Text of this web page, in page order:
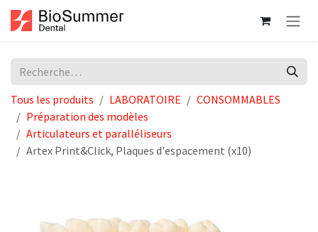
Se rendre au contenu
Tous les produits LABORATOIRE
CONSOMMABLES
Préparation des modèles
Articulateurs et paralléliseurs
Artex Print&Click, Plaques d'espacement (x10)